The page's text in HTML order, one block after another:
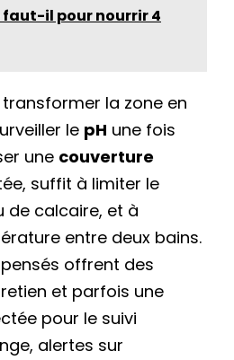
faut-il pour nourrir 4
transformer la zone en
le pH une fois
une couverture
suffit à limiter le
de calcaire, et à
entre deux bains.
offrent des
et parfois une
pour le suivi
alertes sur